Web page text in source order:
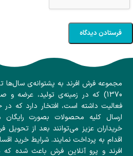
مجموعه فرش افرند به پشتوانه‌ی سال‌ها
1370) که در زمینه‌ی تولید، عرضه
فعالیت داشته است، افتخار دارد که
ارسال کلیه محصولات بصورت
خریداران عزیز می‌توانند بعد از
اقدام به پرداخت نمایند. شرایط خرید
افرند و پرو آنلاین فرش باعث شده که